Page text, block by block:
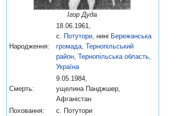
Ігор Дуда
Народження:
18.06.1961,
с.
Потутори, нині Бережанська
громада,
Тернопільський
район, Тернопільська область,
Україна
Смерть:
9.05.1984,
ущелина Панджшер,
Афганістан
Поховання:
с. Потутори